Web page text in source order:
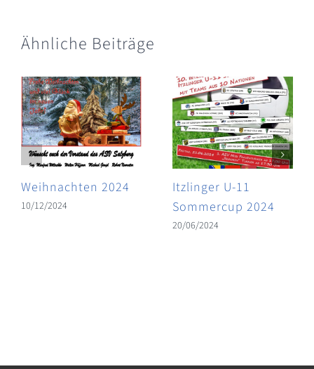
Ähnliche Beiträge
Weihnachten 2024
10/12/2024
Itzlinger U-11
Sommercup 2024
20/06/2024